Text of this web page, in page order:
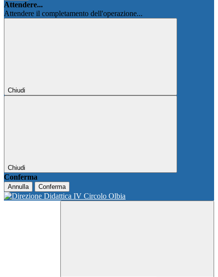
Attendere...
Attendere il completamento dell'operazione...
Chiudi
Chiudi
Conferma
Annulla Conferma